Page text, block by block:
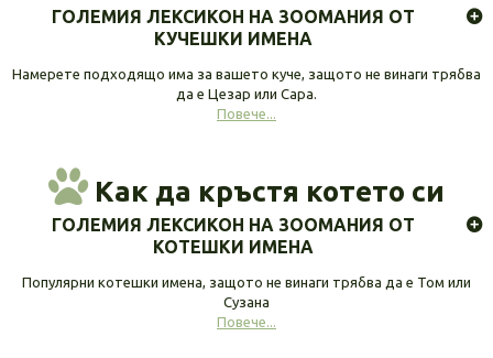
ГОЛЕМИЯ ЛЕКСИКОН НА ЗООМАНИЯ ОТ
КУЧЕШКИ ИМЕНА
Намерете подходящо има за вашето куче, защото не винаги трябва
да е Цезар или Сара.
Повече...
Как да кръстя котето си
ГОЛЕМИЯ ЛЕКСИКОН НА ЗООМАНИЯ ОТ
КОТЕШКИ ИМЕНА
Популярни котешки имена, защото не винаги трябва да е Том или
Сузана
Повече...